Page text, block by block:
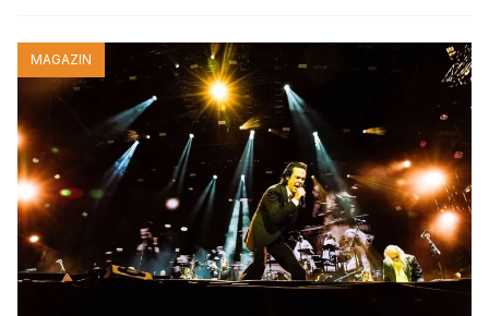
MAGAZIN